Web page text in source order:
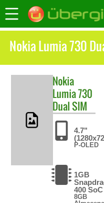
Nokia Lumia 730
Nokia
Lumia 730
Dual SIM
4.7"
P-OLED
1GB
400 SoC
8GB